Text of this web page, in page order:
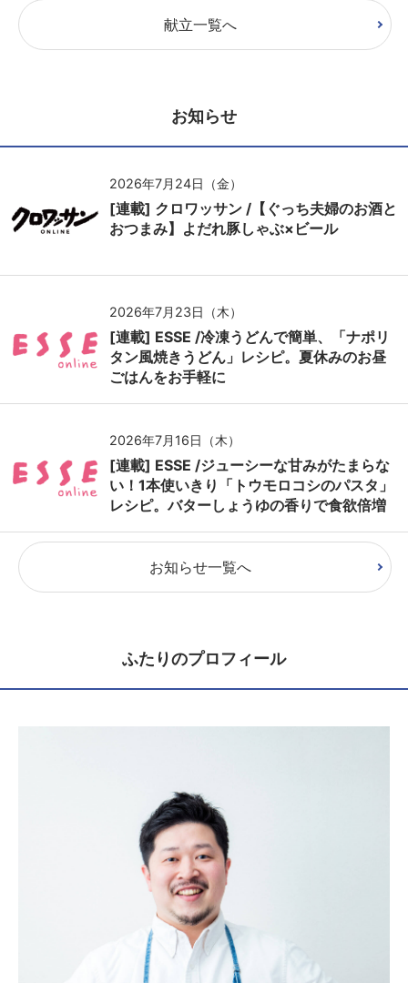
献立一覧へ
お知らせ
2026年7月24日（金）
[連載] クロワッサン /【ぐっち夫婦のお酒と
おつまみ】よだれ豚しゃぶ×ビール
2026年7月23日（木）
[連載] ESSE /冷凍うどんで簡単、「ナポリ
タン風焼きうどん」レシピ。夏休みのお昼
ごはんをお手軽に
2026年7月16日（木）
[連載] ESSE /ジューシーな甘みがたまらな
い！1本使いきり「トウモロコシのパスタ」
レシピ。バターしょうゆの香りで食欲倍増
お知らせ一覧へ
ふたりのプロフィール